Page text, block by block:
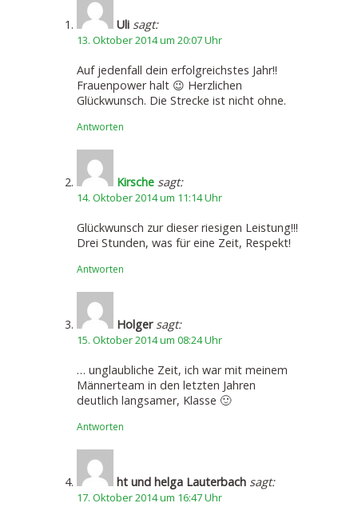
Uli sagt:
13. Oktober 2014 um 20:07 Uhr
Auf jedenfall dein erfolgreichstes Jahr!!
Frauenpower halt 😉 Herzlichen
Glückwunsch. Die Strecke ist nicht ohne.
Antworten
Kirsche sagt:
14. Oktober 2014 um 11:14 Uhr
Glückwunsch zur dieser riesigen Leistung!!!
Drei Stunden, was für eine Zeit, Respekt!
Antworten
Holger sagt:
15. Oktober 2014 um 08:24 Uhr
… unglaubliche Zeit, ich war mit meinem
Männerteam in den letzten Jahren
deutlich langsamer, Klasse 🙂
Antworten
ht und helga Lauterbach sagt:
17. Oktober 2014 um 16:47 Uhr